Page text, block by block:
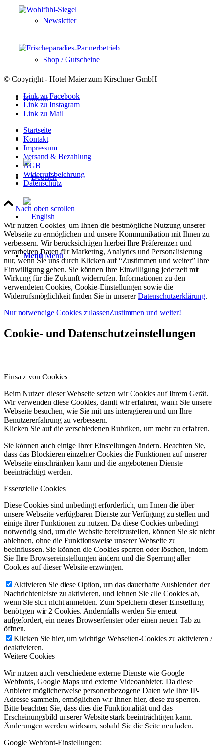
Newsletter
Shop / Gutscheine
Kontakt
Menü Menü
© Copyright - Hotel Maier zum Kirschner GmbH
Link zu Facebook
Link zu Instagram
Link zu Mail
Startseite
Kontakt
Impressum
Versand & Bezahlung
AGB
Widerrufsbelehrung
Datenschutz
Nach oben scrollen
Wir nutzen Cookies, um Ihnen die bestmögliche Nutzung unserer
Webseite zu ermöglichen und unsere Kommunikation mit Ihnen zu
verbessern. Wir berücksichtigen hierbei Ihre Präferenzen und
verarbeiten Daten für Marketing, Analytics und Personalisierung
nur, wenn Sie uns durch Klicken auf “Zustimmen und weiter” Ihre
Einwilligung geben. Sie können Ihre Einwilligung jederzeit mit
Wirkung für die Zukunft widerrufen. Informationen zu den
verwendeten Cookies, Cookie-Einstellungen sowie die
Widerrufsmöglichkeit finden Sie in unsererDatenschutzerklärung.
Nur notwendige Cookies zulassenZustimmen und weiter!
Cookie- und Datenschutzeinstellungen
Einsatz von Cookies
Beim Nutzen dieser Webseite setzen wir Cookies auf Ihrem Gerät.
Wir verwenden diese Cookies, damit wir erfahren, wann Sie unsere
Webseite besuchen, wie Sie mit uns interagieren und um Ihre
Benutzererfahrung zu verbessern.
Klicken Sie auf die verschiedenen Rubriken, um mehr zu erfahren.
Sie können auch einige Ihrer Einstellungen ändern. Beachten Sie,
dass das Blockieren einzelner Cookies die Funktionen auf unserer
Webseite einschränken kann und die angebotenen Dienste
beeinträchtigt werden.
Essenzielle Cookies
Diese Cookies sind unbedingt erforderlich, um Ihnen die über
unsere Webseite verfügbaren Dienste zur Verfügung zu stellen und
einige ihrer Funktionen zu nutzen. Da diese Cookies unbedingt
notwendig sind, um die Website bereitzustellen, können Sie sie nicht
ablehnen, ohne die Funktionsweise unserer Webseite zu
beeinflussen. Sie können die Cookies sperren oder löschen, indem
Sie Ihre Browsereinstellungen ändern und die Sperrung aller
Cookies auf dieser Website erzwingen.
Aktivieren Sie diese Option, um das dauerhafte Ausblenden der
Nachrichtenleiste zu aktivieren, und lehnen Sie alle Cookies ab,
wenn Sie sich nicht anmelden. Zum Speichern dieser Einstellung
benötigen wir 2 Cookies. Andernfalls werden Sie erneut
aufgefordert, ein neues Browserfenster oder einen neuen Tab zu
öffnen.
Klicken Sie hier, um wichtige Webseiten-Cookies zu aktivieren /
deaktivieren.
Weitere Cookies
Wir nutzen auch verschiedene externe Dienste wie Google
Webfonts, Google Maps und externe Videoanbieter. Da diese
Anbieter möglicherweise personenbezogene Daten wie Ihre IP-
Adresse sammeln, ermöglichen wir Ihnen hier, diese zu sperren.
Bitte beachten Sie, dass dies die Funktionalität und das
Erscheinungsbild unserer Website stark beeinträchtigen kann.
Änderungen werden wirksam, sobald Sie die Seite neu laden.
Google Webfont-Einstellungen: